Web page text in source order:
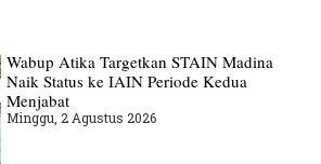
Wabup Atika Targetkan STAIN Madina
Naik Status ke IAIN Periode Kedua
Menjabat
Minggu, 2 Agustus 2026